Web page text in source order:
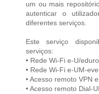
um ou mais
autenticar o
diferentes serviços.
Este serviço
serviços:
• Rede Wi-Fi e-U/
• Rede Wi-Fi e-UM-
• Acesso remoto VPN
• Acesso remoto Dial-